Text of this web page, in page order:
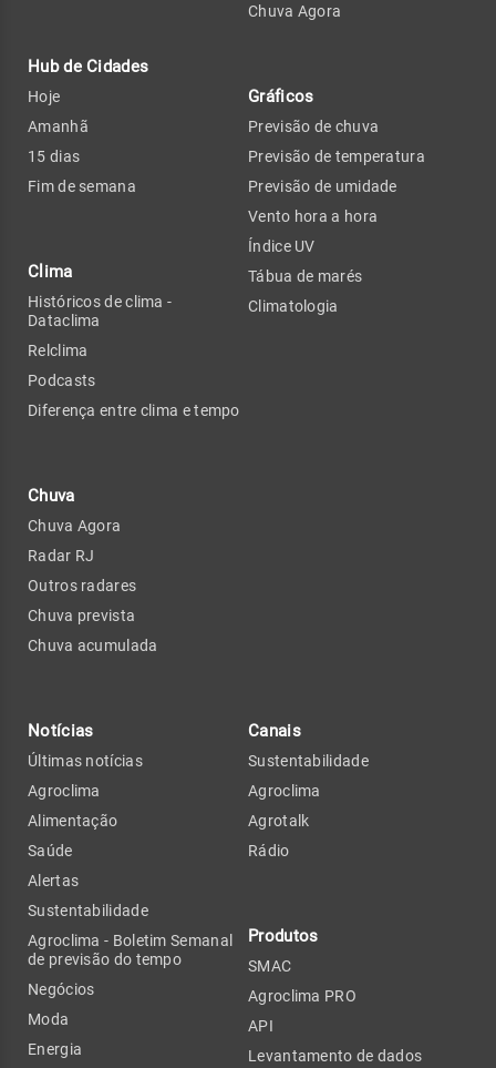
Hub de Cidades
Hoje
Amanhã
15 dias
Fim de semana
Clima
Históricos de clima -
Dataclima
Relclima
Podcasts
Diferença entre clima e tempo
Chuva
Chuva Agora
Radar RJ
Outros radares
Chuva prevista
Chuva acumulada
Chuva Agora
Gráficos
Previsão de chuva
Previsão de temperatura
Previsão de umidade
Vento hora a hora
Índice UV
Tábua de marés
Climatologia
Notícias
Últimas notícias
Agroclima
Alimentação
Saúde
Alertas
Sustentabilidade
Agroclima - Boletim Semanal
de previsão do tempo
Negócios
Moda
Energia
Canais
Sustentabilidade
Agroclima
Agrotalk
Rádio
Produtos
SMAC
Agroclima PRO
API
Levantamento de dados